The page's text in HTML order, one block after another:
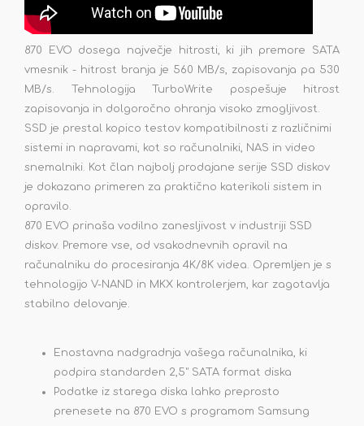
870 EVO dosega največje hitrosti, ki jih premore SATA
vmesnik - hitrost branja je 560 MB/s, zapisovanja pa 530
MB/s. Tehnologija TurboWrite pospešuje hitrost
zapisovanja in dolgoročno ohranja visoko zmogljivost.
SSD je prestal kopico testov kompatibilnosti z različnimi
sistemi in napravami, kot so računalniki, NAS in video
snemalniki. Kot član najbolj prodajane serije SSD diskov
je dokazano primeren za praktično katerikoli sistem in
opravilo.
870 EVO prinaša vodilno zanesljivost v industriji SSD
diskov. Premore vse, od vsakodnevnih opravil na
računalniku do procesiranja 4K/8K videa. Opremljen je s
tehnologijo V-NAND in MKX kontrolerjem, kar zagotavlja
stabilno delovanje.
Enostavna nadgradnja vašega računalnika, ki
podpira standarden 2,5" SATA format diska
Podatke iz starega diska lahko preprosto
prenesete na 870 EVO s programom Samsung